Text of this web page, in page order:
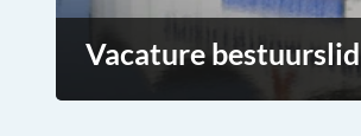
Vacature bestuurslid